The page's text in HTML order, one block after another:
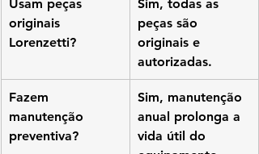
Usam peças
originais
Lorenzetti?
Sim, todas as
peças são
originais e
autorizadas.
Fazem
manutenção
preventiva?
Sim, manutenção
anual prolonga a
vida útil do